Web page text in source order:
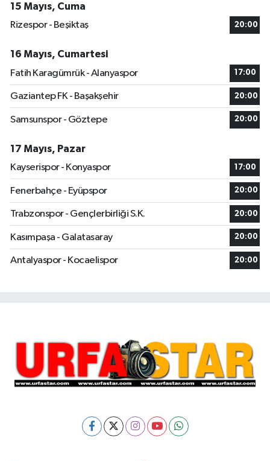
15 Mayıs, Cuma
Rizespor - Beşiktaş
20:00
16 Mayıs, Cumartesi
Fatih Karagümrük - Alanyaspor
17:00
Gaziantep FK - Başakşehir 20:00
Samsunspor - Göztepe 20:00
17 Mayıs, Pazar
Kayserispor - Konyaspor
17:00
Fenerbahçe - Eyüpspor 20:00
Trabzonspor - Gençlerbirliği S.K. 20:00
Kasımpaşa - Galatasaray 20:00
Antalyaspor - Kocaelispor 20:00